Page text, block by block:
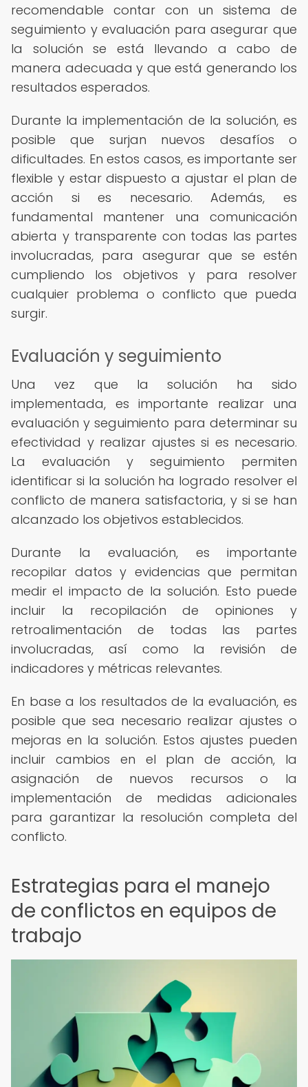
recomendable contar con un sistema de
seguimiento y evaluación para asegurar que
la solución se está llevando a cabo de
manera adecuada y que está generando los
resultados esperados.
Durante la implementación de la solución, es
posible que surjan nuevos desafíos o
dificultades. En estos casos, es importante ser
flexible y estar dispuesto a ajustar el plan de
acción si es necesario. Además, es
fundamental mantener una comunicación
abierta y transparente con todas las partes
involucradas, para asegurar que se estén
cumpliendo los objetivos y para resolver
cualquier problema o conflicto que pueda
surgir.
Evaluación y seguimiento
Una vez que la solución ha sido
implementada, es importante realizar una
evaluación y seguimiento para determinar su
efectividad y realizar ajustes si es necesario.
La evaluación y seguimiento permiten
identificar si la solución ha logrado resolver el
conflicto de manera satisfactoria, y si se han
alcanzado los objetivos establecidos.
Durante la evaluación, es importante
recopilar datos y evidencias que permitan
medir el impacto de la solución. Esto puede
incluir la recopilación de opiniones y
retroalimentación de todas las partes
involucradas, así como la revisión de
indicadores y métricas relevantes.
En base a los resultados de la evaluación, es
posible que sea necesario realizar ajustes o
mejoras en la solución. Estos ajustes pueden
incluir cambios en el plan de acción, la
asignación de nuevos recursos o la
implementación de medidas adicionales
para garantizar la resolución completa del
conflicto.
Estrategias para el manejo
de conflictos en equipos de
trabajo